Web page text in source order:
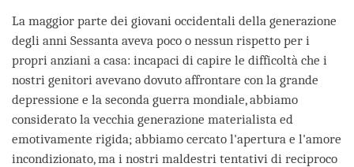
La maggior parte dei giovani occidentali della generazione
degli anni Sessanta aveva poco o nessun rispetto per i
propri anziani a casa: incapaci di capire le difficoltà che i
nostri genitori avevano dovuto affrontare con la grande
depressione e la seconda guerra mondiale, abbiamo
considerato la vecchia generazione materialista ed
emotivamente rigida; abbiamo cercato l'apertura e l'amore
incondizionato, ma i nostri maldestri tentativi di reciproco